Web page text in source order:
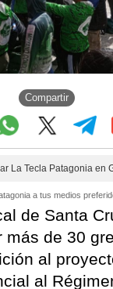
Compartir
La Tecla Patagonia en
a tus medios
de Santa
más de 30
al
al